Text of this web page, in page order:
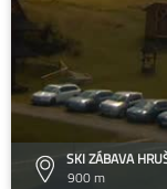
SKI ZÁBAVA
900 m